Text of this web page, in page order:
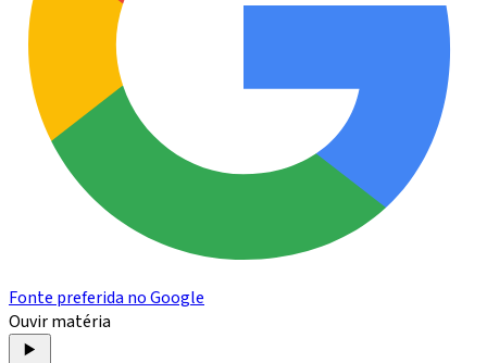
Fonte preferida no Google
Ouvir matéria